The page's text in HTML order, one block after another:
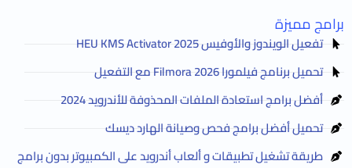
برامج مميزة
تفعيل الويندوز والأوفيس HEU KMS Activator 2025
تحميل برنامج فيلمورا Filmora 2026 مع التفعيل
أفضل برامج استعادة الملفات المحذوفة للأندرويد 2024
تحميل أفضل برامج فحص وصيانة الهارد ديسك
طريقة تشغيل تطبيقات و ألعاب أندرويد على الكمبيوتر بدون برامج